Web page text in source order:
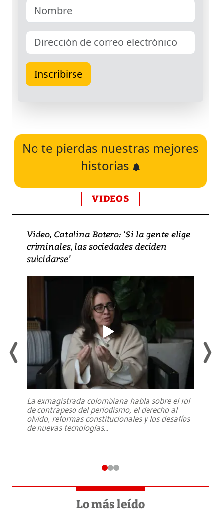
No te pierdas nuestras mejores
historias
VIDEOS
Video, Catalina Botero: ‘Si la gente elige
criminales, las sociedades deciden
suicidarse’
La exmagistrada colombiana habla sobre el rol
de contrapeso del periodismo, el derecho al
olvido, reformas constitucionales y los desafíos
de nuevas tecnologías...
Lo más leído